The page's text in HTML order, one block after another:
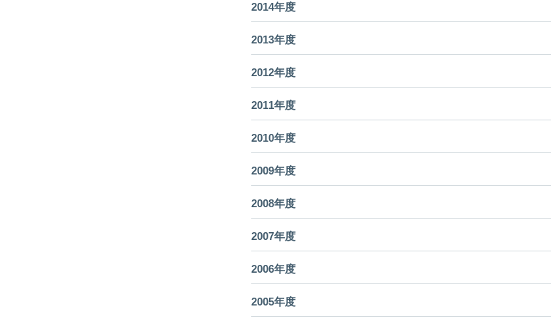
2014年度
2013年度
2012年度
2011年度
2010年度
2009年度
2008年度
2007年度
2006年度
2005年度